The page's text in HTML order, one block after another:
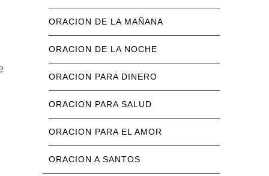
ORACION DE LA MAÑANA
ORACION DE LA NOCHE
ORACION PARA DINERO
ORACION PARA SALUD
ORACION PARA EL AMOR
ORACION A SANTOS